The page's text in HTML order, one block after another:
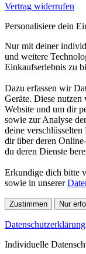
Vertrag widerrufen
Personalisiere dein
Nur mit deiner
und weitere
Einkaufserlebnis zu
Dazu erfassen wir
Geräte. Diese
Website und um dir
sowie zur Analyse
deine
dir über deren
du deren Dienste
Erkundige dich bitte
sowie in unserer
Zustimmen Nur
Datenschutzerklärung
Individuelle